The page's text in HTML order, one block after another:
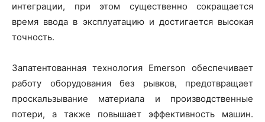
интеграции, при этом существенно сокращается
время ввода в эксплуатацию и достигается высокая
точность.
Запатентованная технология Emerson обеспечивает
работу оборудования без рывков, предотвращает
проскальзывание материала и производственные
потери, а также повышает эффективность машин.